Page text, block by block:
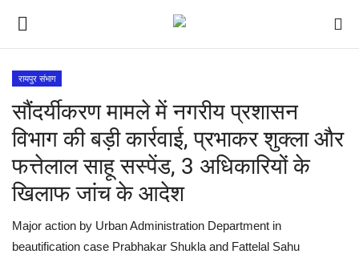
देश
मध्य प्रदेश
विश्व
विदेश
रायपुर संभाग
सौंदर्यीकरण मामले में नगरीय प्रशासन
विभाग की बड़ी कार्रवाई, प्रभाकर शुक्ला और
फत्तेलाल साहू सस्पेंड, 3 अधिकारियों के
खिलाफ जांच के आदेश
Major action by Urban Administration Department in
beautification case Prabhakar Shukla and Fattelal Sahu